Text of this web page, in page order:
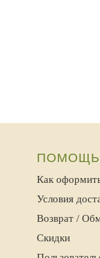
ПОМОЩЬ
Как
Условия
Возврат /
Скидки